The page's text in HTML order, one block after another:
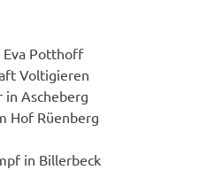
Eva Potthoff
Voltigieren
in Ascheberg
Hof Rüenberg
in Billerbeck